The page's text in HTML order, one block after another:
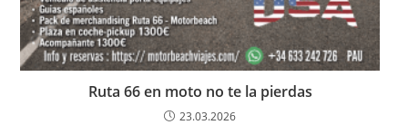
Ruta 66 en moto no te la pierdas
23.03.2026